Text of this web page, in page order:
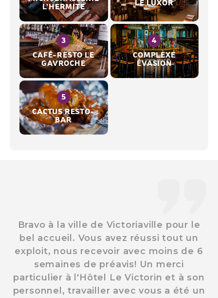
L’HERMITE
LE LUXOR
CAFÉ-RESTO LE
GAVROCHE
COMPLEXE
ÉVASION
CACTUS RESTO-
BAR
Bravo à la ville de Victoriaville pour le
bel accueil. Vous avez réussi tout un
exploit, nous recevoir avec moins de 6
semaines de préavis! Un merci
particulier à l'Hôtel Le Victorin et à son
personnel, travailler avec vous a été un